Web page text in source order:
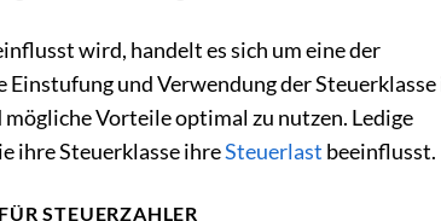
wird, handelt es sich um eine der
und Verwendung der Steuerklasse
Vorteile optimal zu nutzen. Ledige
ihre Steuerklasse ihreSteuerlast beeinflusst.
STEUERZAHLER